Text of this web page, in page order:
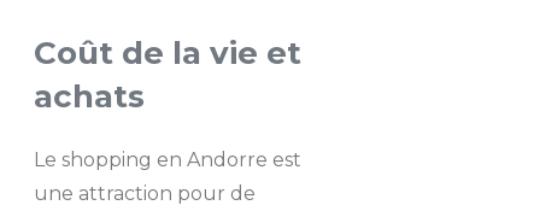
Coût de la vie et
achats
Le shopping en Andorre est
une attraction pour de